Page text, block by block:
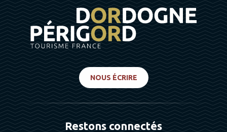
NOUS ÉCRIRE
Restons connectés